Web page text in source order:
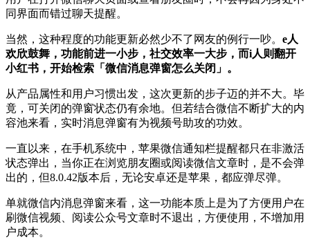
同界面而错过聊天提醒。
当然，这种程度的功能更新必然少不了网友的例行一吵。 e人
欢欣鼓舞，功能前进一小步，社交效率一大步，而i人则翻开
小红书，开始检索「微信消息弹窗怎么关闭」。
从产品属性和用户习惯出发，这次更新的步子迈的并不大。毕
竟，可关闭的弹窗状态仍有余地。但若结合微信不断扩大的内
容池来看，实时消息弹窗有为视频号助攻的功效。
一直以来，在手机系统中，苹果微信通知栏提醒都只在非激活
状态弹出，当你正在浏览朋友圈或阅读微信文章时，是不会弹
出的，但8.0.42版本后，无论安卓还是苹果，都应弹尽弹。
单就微信内消息弹窗来看，这一功能本质上是为了方便用户在
刷微信视频、阅读公众号文章时不退出，方便使用，不增加用
户成本。